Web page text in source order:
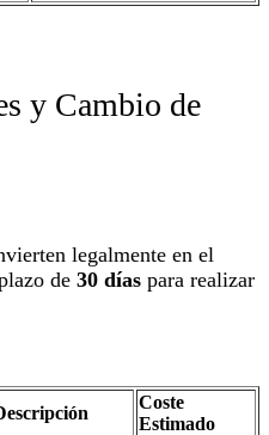
y Cambio de
legalmente en el
de 30 días para realizar
Coste
Estimado